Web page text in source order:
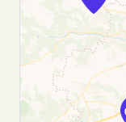
Free2move
Avenue du
Massy, 91300